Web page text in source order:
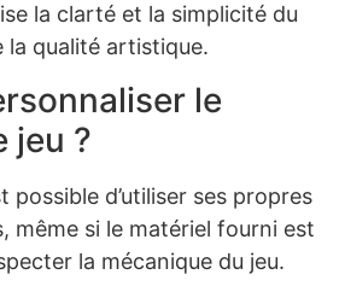
la clarté et la simplicité du
la qualité artistique.
le
jeu ?
possible d’utiliser ses propres
même si le matériel fourni est
la mécanique du jeu.